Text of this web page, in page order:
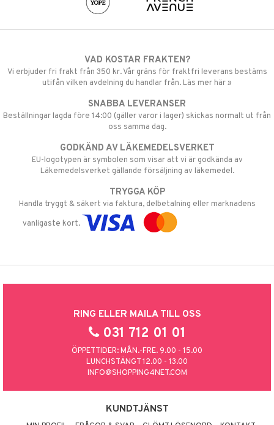
VAD KOSTAR FRAKTEN?
Vi erbjuder fri frakt från 350 kr. Vår gräns för fraktfri leverans bestäms
utifån vilken avdelning du handlar från. Läs mer här »
SNABBA LEVERANSER
Beställningar lagda före 14:00 (gäller varor i lager) skickas normalt ut från
oss samma dag.
GODKÄND AV LÄKEMEDELSVERKET
EU-logotypen är symbolen som visar att vi är godkända av
Läkemedelsverket gällande försäljning av läkemedel.
TRYGGA KÖP
Handla tryggt & säkert via faktura, delbetalning eller marknadens
vanligaste kort.
RING ELLER MAILA TILL OSS
031 712 01 01
ÖPPETTIDER: MÅN.-FRE. 9.00 - 15.00
LUNCHSTÄNGT 12.00 - 13.00
INFO@SHOPPING4NET.COM
KUNDTJÄNST